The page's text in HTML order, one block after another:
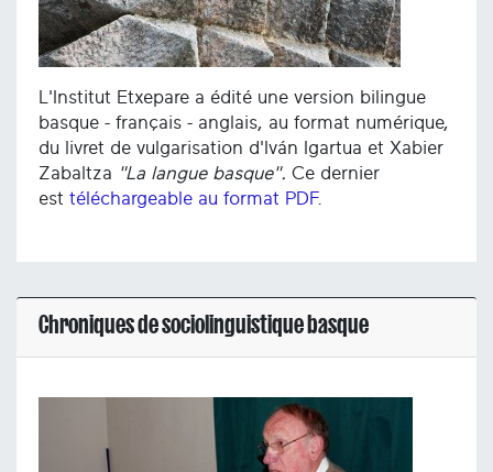
L'Institut Etxepare a édité une version bilingue
basque - français - anglais, au format numérique,
du livret de vulgarisation d'Iván Igartua et Xabier
Zabaltza "La langue basque". Ce dernier
est téléchargeable au format PDF.
Chroniques de sociolinguistique basque